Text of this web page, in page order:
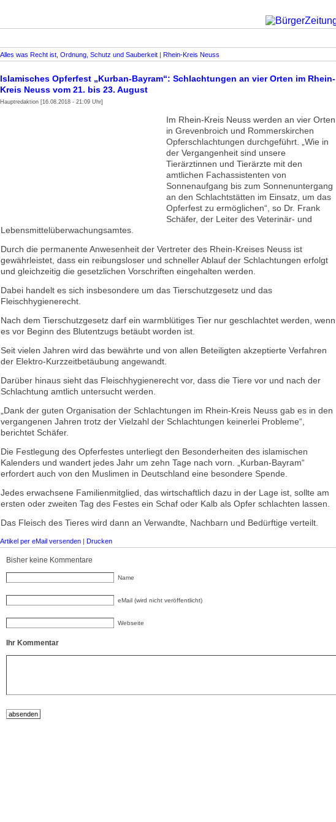
Alles was Recht ist, Ordnung, Schutz und Sauberkeit | Rhein-Kreis Neuss
Islamisches Opferfest „Kurban-Bayram“: Schlachtungen an vier Orten im Rhein-
Kreis Neuss vom 21. bis 23. August
Hauptredaktion [16.08.2018 - 21:09 Uhr]
Im Rhein-Kreis Neuss werden an vier Orten
in Grevenbroich und Rommerskirchen
Opferschlachtungen durchgeführt. „Wie in
der Vergangenheit sind unsere
Tierärztinnen und Tierärzte mit den
amtlichen Fachassistenten von
Sonnenaufgang bis zum Sonnenuntergang
an den Schlachtstätten im Einsatz, um das
Opferfest zu ermöglichen“, so Dr. Frank
Schäfer, der Leiter des Veterinär- und
Lebensmittelüberwachungsamtes.
Durch die permanente Anwesenheit der Vertreter des Rhein-Kreises Neuss ist
gewährleistet, dass ein reibungsloser und schneller Ablauf der Schlachtungen erfolgt
und gleichzeitig die gesetzlichen Vorschriften eingehalten werden.
Dabei handelt es sich insbesondere um das Tierschutzgesetz und das
Fleischhygienerecht.
Nach dem Tierschutzgesetz darf ein warmblütiges Tier nur geschlachtet werden, wenn
es vor Beginn des Blutentzugs betäubt worden ist.
Seit vielen Jahren wird das bewährte und von allen Beteiligten akzeptierte Verfahren
der Elektro-Kurzzeitbetäubung angewandt.
Darüber hinaus sieht das Fleischhygienerecht vor, dass die Tiere vor und nach der
Schlachtung amtlich untersucht werden.
„Dank der guten Organisation der Schlachtungen im Rhein-Kreis Neuss gab es in den
vergangenen Jahren trotz der Vielzahl der Schlachtungen keinerlei Probleme“,
berichtet Schäfer.
Die Festlegung des Opferfestes unterliegt den Besonderheiten des islamischen
Kalenders und wandert jedes Jahr um zehn Tage nach vorn. „Kurban-Bayram“
erfordert auch von den Muslimen in Deutschland eine besondere Spende.
Jedes erwachsene Familienmitglied, das wirtschaftlich dazu in der Lage ist, sollte am
ersten oder zweiten Tag des Festes ein Schaf oder Kalb als Opfer schlachten lassen.
Das Fleisch des Tieres wird dann an Verwandte, Nachbarn und Bedürftige verteilt.
Artikel per eMail versenden | Drucken
Bisher keine Kommentare
Name
eMail (wird nicht veröffentlicht)
Webseite
Ihr Kommentar